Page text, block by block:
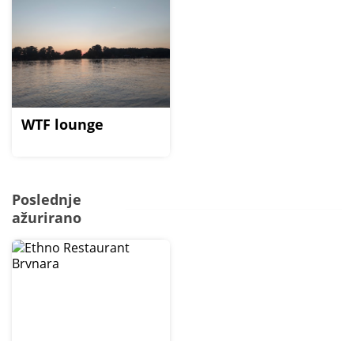
WTF lounge
Poslednje
ažurirano